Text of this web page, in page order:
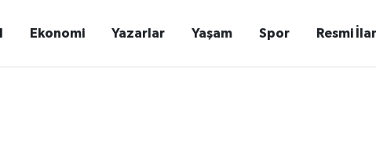
Ekonomi Yazarlar Yaşam Spor Resmi